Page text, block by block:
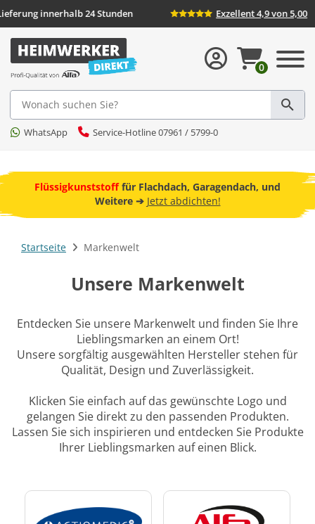
Lieferung innerhalb 24 Stunden Exzellent 4,9
Suche
WhatsApp Service-Hotline 07961 / 5799-0
0
Flüssigkunststofffür Flachdach, Garagendach, und
Weitere ➔ Jetzt abdichten!
Startseite Markenwelt
Unsere Markenwelt
Entdecken Sie unsere Markenwelt und finden Sie Ihre
Lieblingsmarken an einem Ort!
Unsere sorgfältig ausgewählten Hersteller stehen für
Qualität, Design und Zuverlässigkeit.
Klicken Sie einfach auf das gewünschte Logo und
gelangen Sie direkt zu den passenden Produkten.
Lassen Sie sich inspirieren und entdecken Sie Produkte
Ihrer Lieblingsmarken auf einen Blick.